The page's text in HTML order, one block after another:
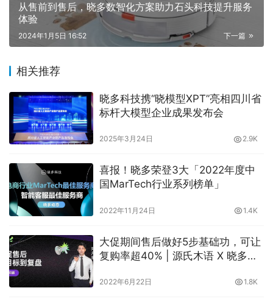
从售前到售后，晓多数智化方案助力石头科技提升服务
体验
下一篇
2024年1月5日 16:52
相关推荐
晓多科技携“晓模型XPT”亮相四川省
标杆大模型企业成果发布会
2025年3月24日 2.9K
喜报！晓多荣登3大「2022年度中
国MarTech行业系列榜单」
2022年11月24日 1.4K
大促期间售后做好5步基础功，可让
复购率超40% | 源氏木语 X 晓多科
2022年6月22日 1.8K